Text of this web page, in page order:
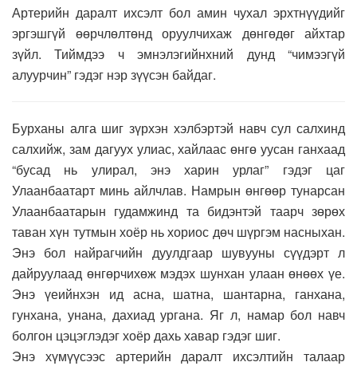
Артерийн даралт ихсэлт бол амин чухал эрхтнүүдийг
эргэшгүй өөрчлөлтөнд оруулчихаж дөнгөдөг айхтар
зүйл. Тиймдээ ч эмнэлэгийнхний дунд “чимээгүй
алуурчин” гэдэг нэр зүүсэн байдаг.
Бурханы алга шиг зүрхэн хэлбэртэй навч сул салхинд
салхийж, зам дагуух улиас, хайлаас өнгө уусан ганхаад
“бусад нь улирал, энэ харин урлаг” гэдэг цаг
Улаанбаатарт минь айлчлав. Намрын өнгөөр тунарсан
Улаанбаатарын гудамжинд та бидэнтэй таарч зөрөх
таван хүн тутмын хоёр нь хориос дөч шүргэм насныхан.
Энэ бол найрагчийн дуулдгаар шувууны сүүдэрт л
дайруулаад өнгөрчихөж мэдэх шунхан улаан өнөөх үе.
Энэ үеийнхэн ид асна, шатна, шантарна, ганхана,
гунхана, унана, дахиад ургана. Яг л, намар бол навч
болгон цэцэглэдэг хоёр дахь хавар гэдэг шиг.
Энэ хүмүүсээс артерийн даралт ихсэлтийн талаар